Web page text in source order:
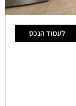
לעמוד הנכס